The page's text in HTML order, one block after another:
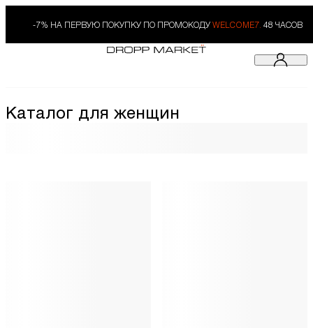
-7% НА ПЕРВУЮ ПОКУПКУ ПО ПРОМОКОДУ WELCOME7. 48 ЧАСОВ
Каталог для женщин